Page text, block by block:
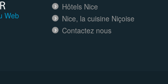
Web
Hôtels Nice
Nice, la cuisine Niçoise
Contactez nous